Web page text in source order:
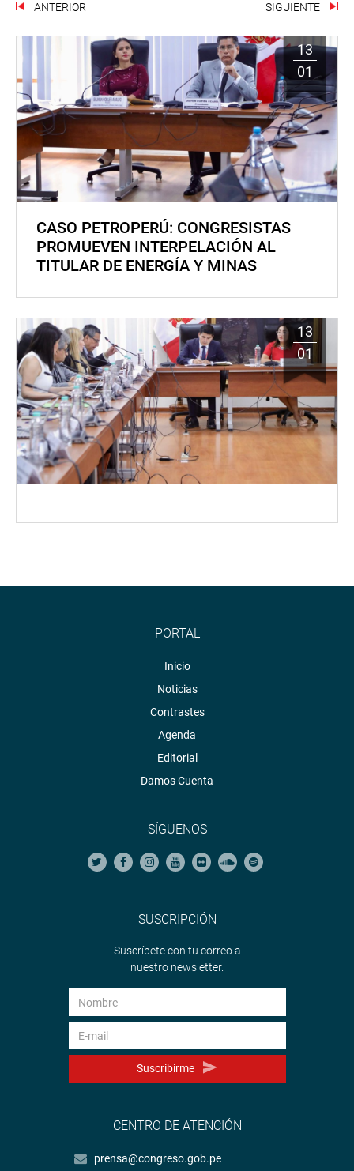
ANTERIOR SIGUIENTE
13
01
CASO PETROPERÚ: CONGRESISTAS
PROMUEVEN INTERPELACIÓN AL
TITULAR DE ENERGÍA Y MINAS
13
01
PORTAL
Inicio
Noticias
Contrastes
Agenda
Editorial
Damos Cuenta
SÍGUENOS
SUSCRIPCIÓN
Suscríbete con tu correo a
nuestro newsletter.
Suscribirme
CENTRO DE ATENCIÓN
prensa@congreso.gob.pe